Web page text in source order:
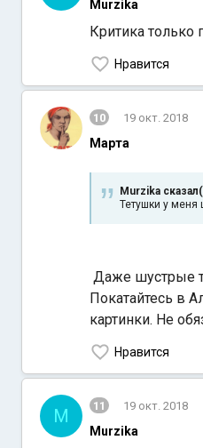
Murzika
Критика только
Нравится
10 19 окт. 2018
Марта
Murzika
Тетушки у меня
Даже шустрые
Покатайтесь в
картинки. Не
Нравится
M 11 19 окт. 2018
Murzika